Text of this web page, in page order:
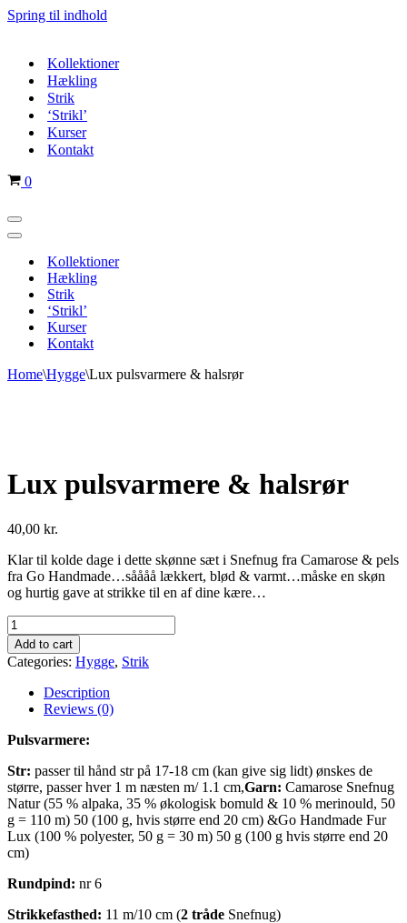
Spring til indhold
Kollektioner
Hækling
Strik
‘Strikl’
Kurser
Kontakt
Indkøbskurv
0
Navigation
menu
Navigation
Kollektioner
Hækling
Strik
‘Strikl’
Kurser
Kontakt
Home\Hygge\Lux pulsvarmere & halsrør
Lux pulsvarmere & halsrør
40,00 kr.
Klar til kolde dage i dette skønne sæt i Snefnug fra Camarose & pels
fra Go Handmade…såååå lækkert, blød & varmt…måske en skøn
og hurtig gave at strikke til en af dine kære…
Lux
pulsvarmere
&
halsrør
quantity
Add to cart
Categories: Hygge, Strik
Description
Reviews (0)
Pulsvarmere:
Str: passer til hånd str på 17-18 cm (kan give sig lidt) ønskes de
større, passer hver 1 m næsten m/ 1.1 cm,Garn: Camarose Snefnug
Natur (55 % alpaka, 35 % økologisk bomuld & 10 % merinould, 50
g = 110 m) 50 (100 g, hvis større end 20 cm) &Go Handmade Fur
Lux (100 % polyester, 50 g = 30 m) 50 g (100 g hvis større end 20
cm)
Rundpind: nr 6
Strikkefasthed: 11 m/10 cm (2 tråde Snefnug)